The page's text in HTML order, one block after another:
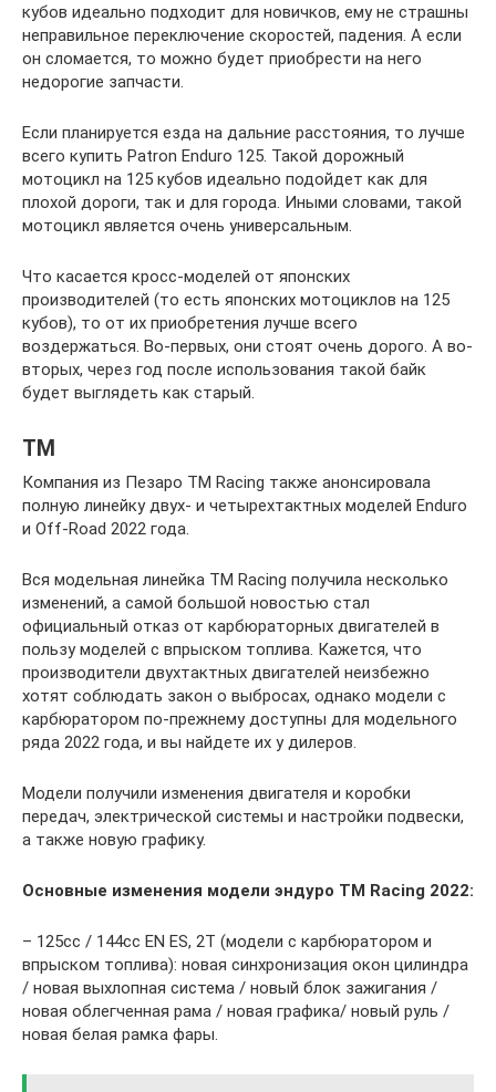
кубов идеально подходит для новичков, ему не страшны
неправильное переключение скоростей, падения. А если
он сломается, то можно будет приобрести на него
недорогие запчасти.
Если планируется езда на дальние расстояния, то лучше
всего купить Patron Enduro 125. Такой дорожный
мотоцикл на 125 кубов идеально подойдет как для
плохой дороги, так и для города. Иными словами, такой
мотоцикл является очень универсальным.
Что касается кросс-моделей от японских
производителей (то есть японских мотоциклов на 125
кубов), то от их приобретения лучше всего
воздержаться. Во-первых, они стоят очень дорого. А во-
вторых, через год после использования такой байк
будет выглядеть как старый.
ТМ
Компания из Пезаро TM Racing также анонсировала
полную линейку двух- и четырехтактных моделей Enduro
и Off-Road 2022 года.
Вся модельная линейка TM Racing получила несколько
изменений, а самой большой новостью стал
официальный отказ от карбюраторных двигателей в
пользу моделей с впрыском топлива. Кажется, что
производители двухтактных двигателей неизбежно
хотят соблюдать закон о выбросах, однако модели с
карбюратором по-прежнему доступны для модельного
ряда 2022 года, и вы найдете их у дилеров.
Модели получили изменения двигателя и коробки
передач, электрической системы и настройки подвески,
а также новую графику.
Основные изменения модели эндуро TM Racing 2022:
– 125cc / 144cc EN ES, 2Т (модели с карбюратором и
впрыском топлива): новая синхронизация окон цилиндра
/ новая выхлопная система / новый блок зажигания /
новая облегченная рама / новая графика/ новый руль /
новая белая рамка фары.